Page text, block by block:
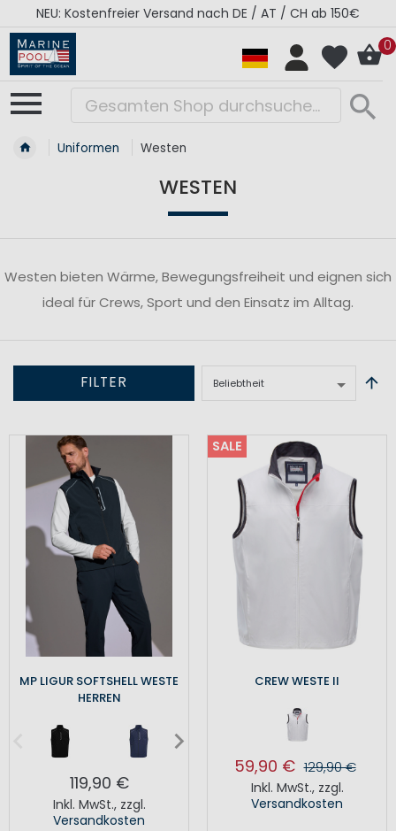
NEU: Kostenfreier Versand nach DE / AT / CH ab 150€
0
Uniformen Westen
WESTEN
Westen bieten Wärme, Bewegungsfreiheit und eignen sich
ideal für Crews, Sport und den Einsatz im Alltag.
FILTER
MP LIGUR SOFTSHELL WESTE
HERREN
119,90 €
Inkl. MwSt., zzgl.
Versandkosten
SALE
CREW WESTE II
59,90 € 129,90 €
Inkl. MwSt., zzgl.
Versandkosten